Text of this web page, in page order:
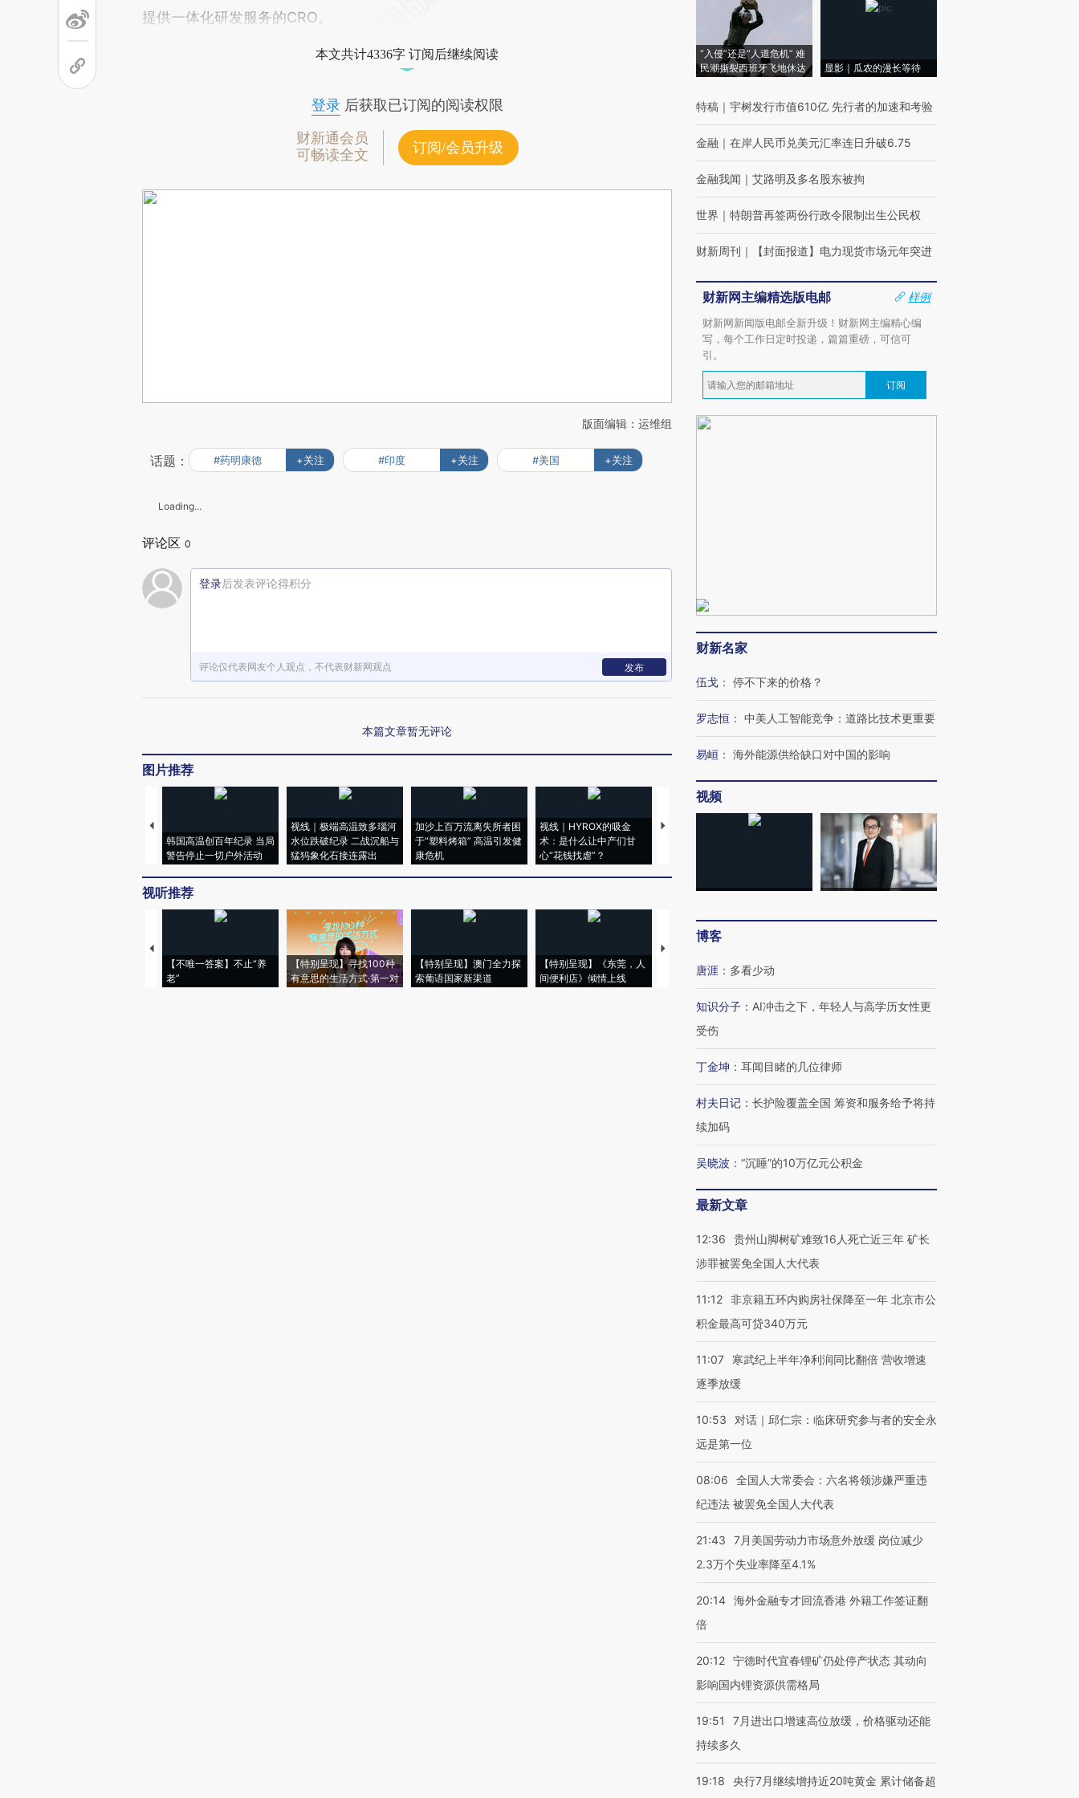
提供一体化研发服务的CRO。
本文共计4336字 订阅后继续阅读
登录后获取已订阅的阅读权限
财新通会员
可畅读全文
订阅/会员升级
版面编辑：运维组
话题： #药明康德 +关注 #印度 +关注 #美国 +关注
Loading...
评论区 0
登录后发表评论得积分
评论仅代表网友个人观点，不代表财新网观点 发布
本篇文章暂无评论
图片推荐
韩国高温创百年纪录 当局
警告停止一切户外活动
视线｜极端高温致多瑙河
水位跌破纪录 二战沉船与
猛犸象化石接连露出
加沙上百万流离失所者困
于“塑料烤箱” 高温引发健
康危机
视线｜HYROX的吸金
术：是什么让中产们甘
心“花钱找虐”？
马航飞行员跨国走私7万
视线｜被称为“蟑螂”的印
度Z世代 用街头抗争将教
育部长拱下台
视线｜“入侵”还是“人道危
机”？难民潮撕裂西班牙
飞地休达
视听推荐
【不唯一答案】不止“养
老”
【特别呈现】寻找100种
有意思的生活方式·第一对
【特别呈现】澳门全力探
索葡语国家新渠道
【特别呈现】《东莞，人
间便利店》倾情上线
【推广】走进第四届链博
会，让数智科技“链”接产
“入侵”还是“人道危机” 难
民潮撕裂西班牙飞地休达
显影｜瓜农的漫长等待
特稿 ｜ 宇树发行市值610亿 先行者的加速和考验
金融 ｜ 在岸人民币兑美元汇率连日升破6.75
金融我闻 ｜ 艾路明及多名股东被拘
世界 ｜ 特朗普再签两份行政令限制出生公民权
财新周刊 ｜ 【封面报道】电力现货市场元年突进
财新网主编精选版电邮
样例
财新网新闻版电邮全新升级！财新网主编精心编
写，每个工作日定时投递，篇篇重磅，可信可
引。
订阅
财新名家
伍戈 ： 停不下来的价格？
罗志恒 ： 中美人工智能竞争：道路比技术更重要
易峘 ： 海外能源供给缺口对中国的影响
视频
博客
唐涯 ： 多看少动
知识分子 ： AI冲击之下，年轻人与高学历女性更
受伤
丁金坤 ： 耳闻目睹的几位律师
村夫日记 ： 长护险覆盖全国 筹资和服务给予将持
续加码
吴晓波 ： “沉睡”的10万亿元公积金
最新文章
12:36
贵州山脚树矿难致16人死亡近三年 矿长
涉罪被罢免全国人大代表
11:12 非京籍五环内购房社保降至一年 北京市公
积金最高可贷340万元
11:07
寒武纪上半年净利润同比翻倍 营收增速
逐季放缓
10:53
对话｜邱仁宗：临床研究参与者的安全永
远是第一位
08:06
全国人大常委会：六名将领涉嫌严重违
纪违法 被罢免全国人大代表
21:43
7月美国劳动力市场意外放缓 岗位减少
2.3万个失业率降至4.1%
20:14 海外金融专才回流香港 外籍工作签证翻
倍
20:12 宁德时代宜春锂矿仍处停产状态 其动向
影响国内锂资源供需格局
19:51
7月进出口增速高位放缓，价格驱动还能
持续多久
19:18 央行7月继续增持近20吨黄金 累计储备超